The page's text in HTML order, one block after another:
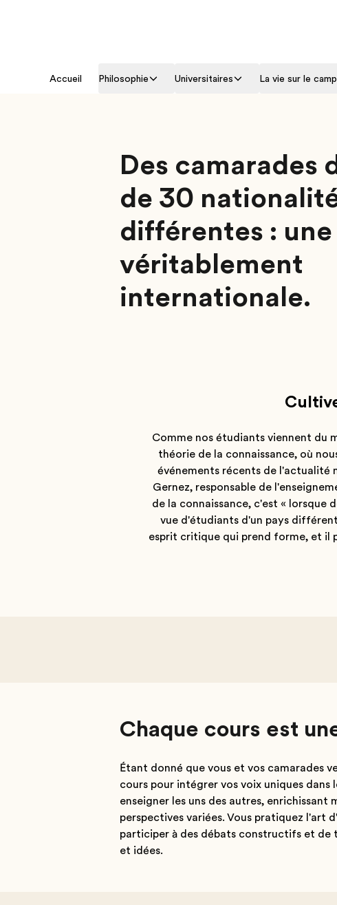
Accueil Philosophie Universitaires La vie sur le
Des camarades
de 30
différentes :
véritablement
internationale.
Comme nos étudiants viennent du
théorie de la connaissance, où
événements récents de l'actualité
Gernez, responsable de
de la connaissance, c'est «
vue d'étudiants d'un pays
esprit critique qui prend forme, et il
Chaque cours est
Étant donné que vous et vos camarades
cours pour intégrer vos voix uniques dans
enseigner les uns des autres,
perspectives variées. Vous pratiquez l'art
participer à des débats constructifs et de
et idées.